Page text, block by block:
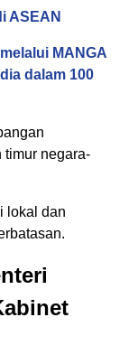
ASEAN
MANGA
dalam 100
timur negara-
lokal dan